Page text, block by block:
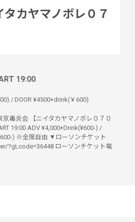
タカヤマノボレ０７
19:00
/ DOOR ¥4500+drink(￥600)
京毒炎会 【ニイタカヤマノボレ０７０
19:00 ADV ¥4,000+Drink(¥600-) /
) ※全席自由 ▼ローソンチケット
?gLcode=36448 ローソンチケット電